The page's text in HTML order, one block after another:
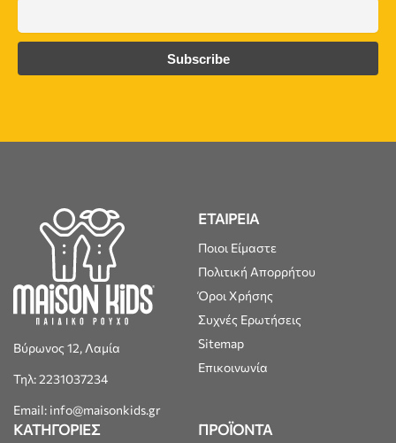
Βύρωνος 12, Λαμία
Τηλ: 2231037234
Email: info@maisonkids.gr
ΕΤΑΙΡΕΙΑ
Ποιοι Είμαστε
Πολιτική Απορρήτου
Όροι Χρήσης
Συχνές Ερωτήσεις
Sitemap
Επικοινωνία
ΚΑΤΗΓΟΡΙΕΣ ΠΡΟΪΟΝΤΑ